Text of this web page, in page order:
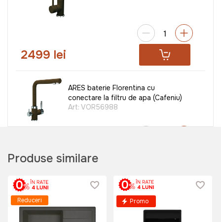
2499 lei
ARES baterie Florentina cu
conectare la filtru de apa (Cafeniu)
Art: VOR56988
3399 lei
Baterie bucatarie SanDonna SOLO
Art:VOR58819
Produse similare
Reduceri Promo